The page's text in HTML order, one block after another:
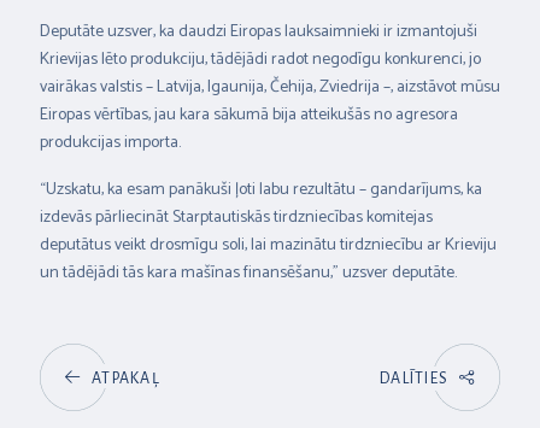
Deputāte uzsver, ka daudzi Eiropas lauksaimnieki ir izmantojuši
Krievijas lēto produkciju, tādējādi radot negodīgu konkurenci, jo
vairākas valstis – Latvija, Igaunija, Čehija, Zviedrija –, aizstāvot mūsu
Eiropas vērtības, jau kara sākumā bija atteikušās no agresora
produkcijas importa.
“Uzskatu, ka esam panākuši ļoti labu rezultātu – gandarījums, ka
izdevās pārliecināt Starptautiskās tirdzniecības komitejas
deputātus veikt drosmīgu soli, lai mazinātu tirdzniecību ar Krieviju
un tādējādi tās kara mašīnas finansēšanu,” uzsver deputāte.
ATPAKAĻ DALĪTIES